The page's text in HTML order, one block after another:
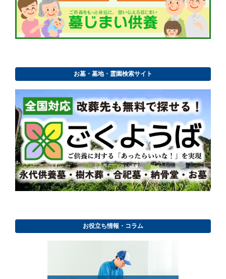
お墓・墓地・霊園検索サイト
お役立ち情報・コラム